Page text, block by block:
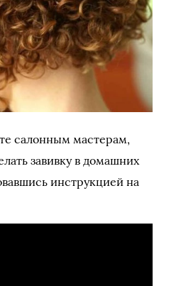
салонным мастерам,
завивку в домашних
инструкцией на